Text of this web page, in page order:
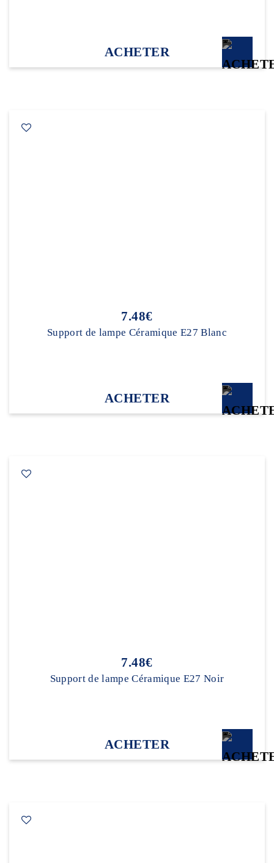
ACHETER
7.48€
Support de lampe Céramique E27 Blanc
ACHETER
7.48€
Support de lampe Céramique E27 Noir
ACHETER